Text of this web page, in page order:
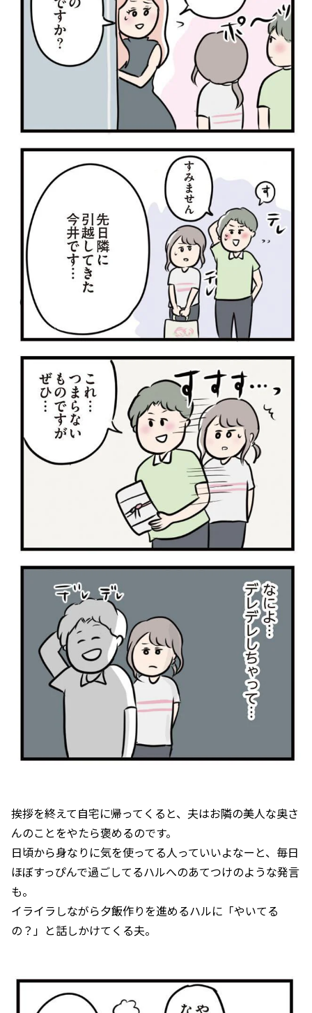
挨拶を終えて自宅に帰ってくると、夫はお隣の美人な奥さ
んのことをやたら褒めるのです。
日頃から身なりに気を使ってる人っていいよなーと、毎日
ほぼすっぴんで過ごしてるハルへのあてつけのような発言
も。
イライラしながら夕飯作りを進めるハルに「やいてる
の？」と話しかけてくる夫。